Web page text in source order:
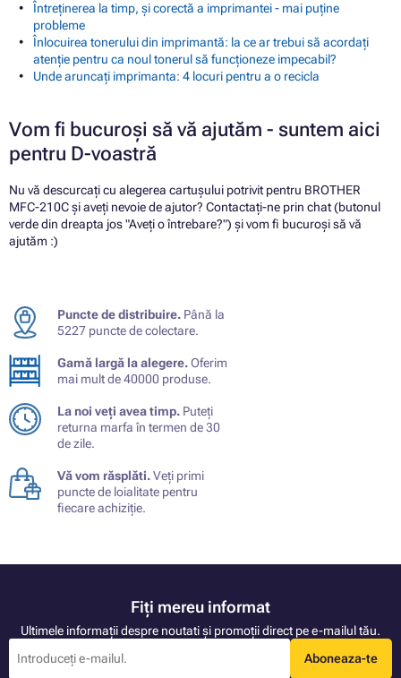
Întreținerea la timp, și corectă a imprimantei - mai puține
probleme
Înlocuirea tonerului din imprimantă: la ce ar trebui să acordați
atenție pentru ca noul tonerul să funcționeze impecabil?
Unde aruncați imprimanta: 4 locuri pentru a o recicla
Vom fi bucuroși să vă ajutăm - suntem aici
pentru D-voastră
Nu vă descurcați cu alegerea cartușului potrivit pentru BROTHER
MFC-210C și aveți nevoie de ajutor? Contactați-ne prin chat (butonul
verde din dreapta jos "Aveți o întrebare?") și vom fi bucuroși să vă
ajutăm :)
Puncte de distribuire. Până la
5227 puncte de colectare.
Gamă largă la alegere.Oferim
mai mult de 40000 produse.
La noi veți avea timp. Puteți
returna marfa în termen de 30
de zile.
Vă vom răsplăti.Veți primi
puncte de loialitate pentru
fiecare achiziție.
Fiți mereu informat
Ultimele informații despre noutati și promoții direct pe e-mailul tău.
Aboneaza-te